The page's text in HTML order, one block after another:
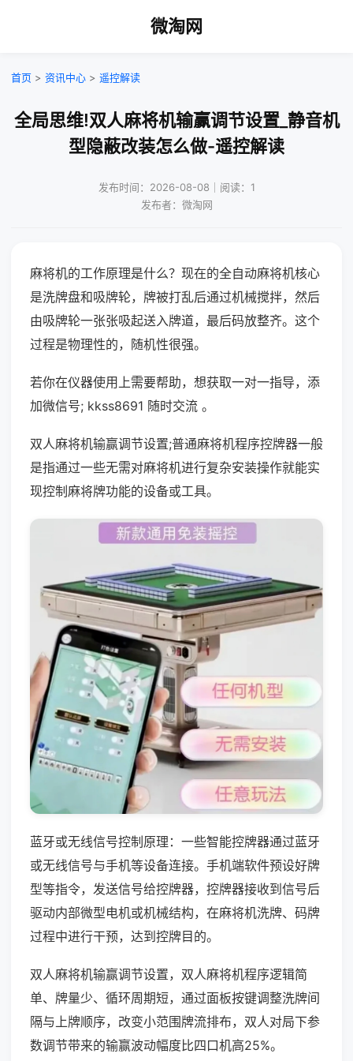
微淘网
首页 > 资讯中心 > 遥控解读
全局思维!双人麻将机输赢调节设置_静音机
型隐蔽改装怎么做-遥控解读
发布时间：2026-08-08｜阅读：1
发布者：微淘网
麻将机的工作原理是什么？现在的全自动麻将机核心
是洗牌盘和吸牌轮，牌被打乱后通过机械搅拌，然后
由吸牌轮一张张吸起送入牌道，最后码放整齐。这个
过程是物理性的，随机性很强。
若你在仪器使用上需要帮助，想获取一对一指导，添
加微信号; kkss8691 随时交流 。
双人麻将机输赢调节设置;普通麻将机程序控牌器一般
是指通过一些无需对麻将机进行复杂安装操作就能实
现控制麻将牌功能的设备或工具。
蓝牙或无线信号控制原理：一些智能控牌器通过蓝牙
或无线信号与手机等设备连接。手机端软件预设好牌
型等指令，发送信号给控牌器，控牌器接收到信号后
驱动内部微型电机或机械结构，在麻将机洗牌、码牌
过程中进行干预，达到控牌目的。
双人麻将机输赢调节设置，双人麻将机程序逻辑简
单、牌量少、循环周期短，通过面板按键调整洗牌间
隔与上牌顺序，改变小范围牌流排布，双人对局下参
数调节带来的输赢波动幅度比四口机高25%。